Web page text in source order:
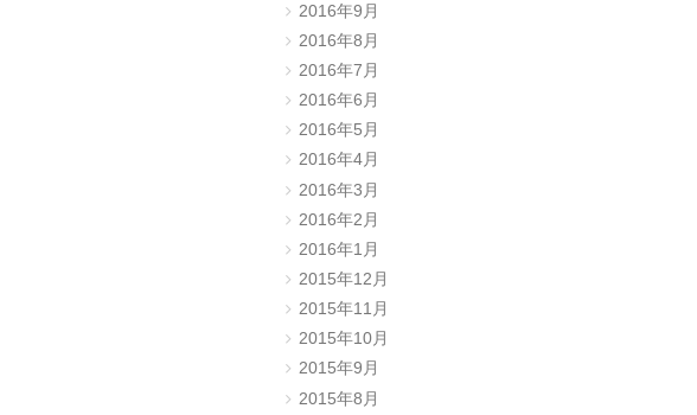
2016年9月
2016年8月
2016年7月
2016年6月
2016年5月
2016年4月
2016年3月
2016年2月
2016年1月
2015年12月
2015年11月
2015年10月
2015年9月
2015年8月